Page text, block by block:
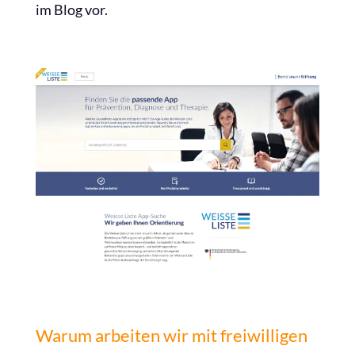
im Blog vor.
Warum arbeiten wir mit freiwilligen